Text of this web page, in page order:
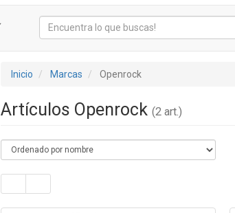
Inicio Marcas Openrock
Artículos Openrock (2 art.)